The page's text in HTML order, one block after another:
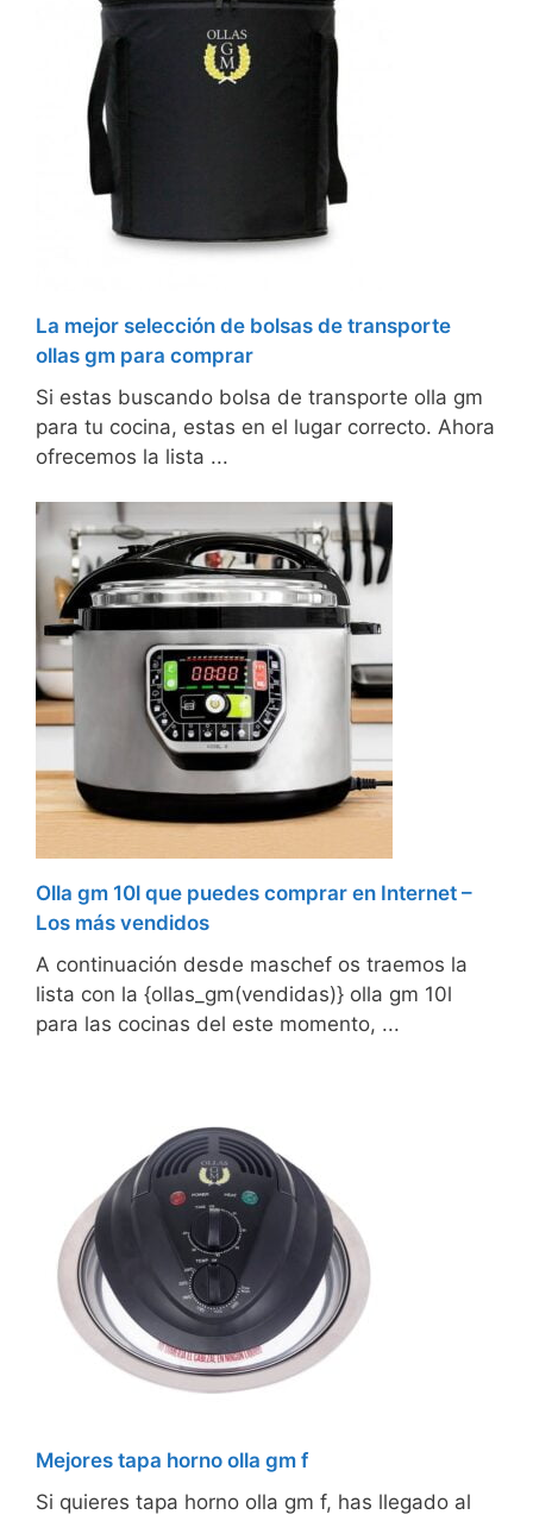
La mejor selección de bolsas de transporte
ollas gm para comprar
Si estas buscando bolsa de transporte olla gm
para tu cocina, estas en el lugar correcto. Ahora
ofrecemos la lista ...
Olla gm 10l que puedes comprar en Internet –
Los más vendidos
A continuación desde maschef os traemos la
lista con la {ollas_gm(vendidas)} olla gm 10l
para las cocinas del este momento, ...
Mejores tapa horno olla gm f
Si quieres tapa horno olla gm f, has llegado al